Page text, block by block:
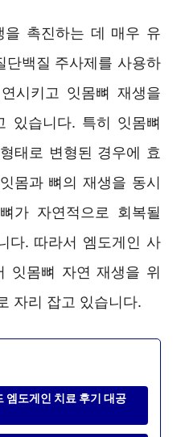
을 촉진하는 데 매우 유
단백질 주사제를 사용하
시키고 잇몸뼈 재생을
있습니다. 특히 잇몸뼈
태로 변형된 경우에 효
몸과 뼈의 재생을 동시
가 자연적으로 회복될
다. 따라서 엠도게인 사
잇몸뼈 자연 재생을 위
자리 잡고 있습니다.
엠도게인 치료 후기 대공